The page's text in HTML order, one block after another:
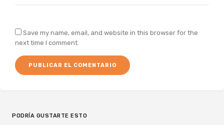
Save my name, email, and website in this browser for the
next time I comment.
PODRÍA GUSTARTE ESTO